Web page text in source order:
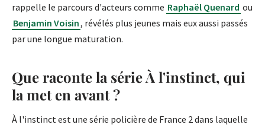
rappelle le parcours d'acteurs comme Raphaël Quenard ou
Benjamin Voisin, révélés plus jeunes mais eux aussi passés
par une longue maturation.
Que raconte la série À l'instinct, qui
la met en avant ?
À l'instinct est une série policière de France 2 dans laquelle